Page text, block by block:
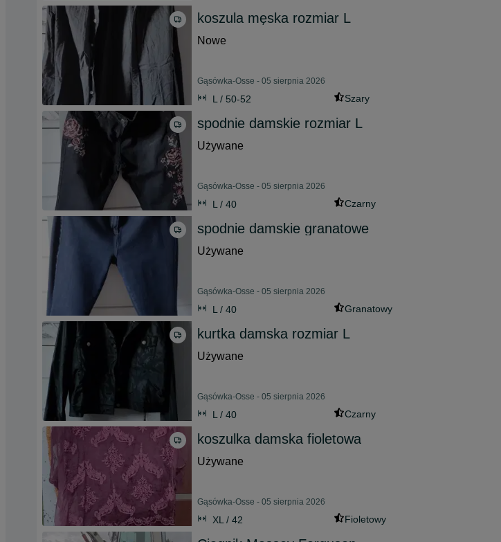
koszula męska rozmiar L
Nowe
Gąsówka-Osse - 05 sierpnia 2026
L / 50-52 Szary
spodnie damskie rozmiar L
Używane
Gąsówka-Osse - 05 sierpnia 2026
L / 40 Czarny
spodnie damskie granatowe
Używane
Gąsówka-Osse - 05 sierpnia 2026
L / 40 Granatowy
kurtka damska rozmiar L
Używane
Gąsówka-Osse - 05 sierpnia 2026
L / 40 Czarny
koszulka damska fioletowa
Używane
Gąsówka-Osse - 05 sierpnia 2026
XL / 42 Fioletowy